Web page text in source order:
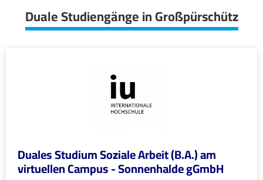
Duale Studiengänge in Großpürschütz
Duales Studium Soziale Arbeit (B.A.) am
virtuellen Campus - Sonnenhalde gGmbH